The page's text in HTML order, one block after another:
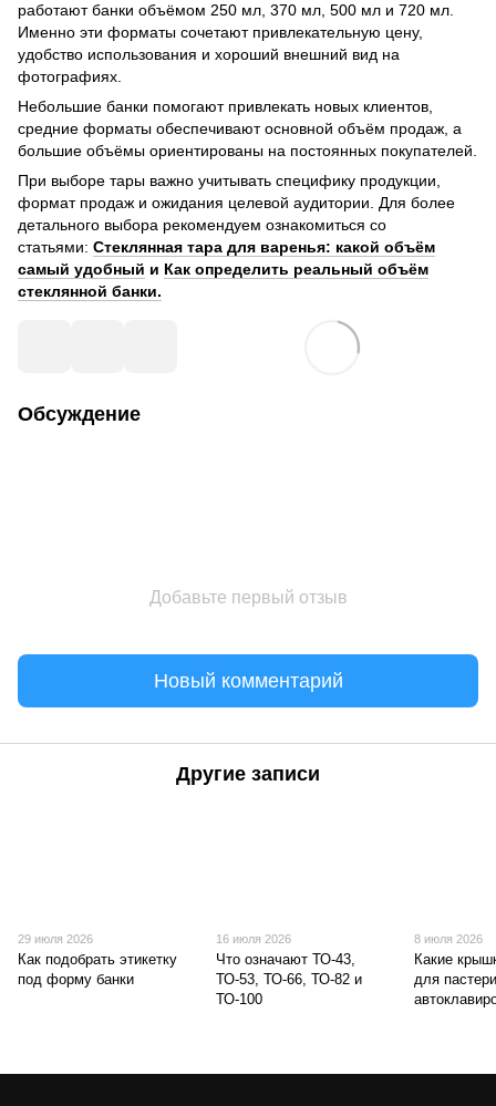
работают банки объёмом 250 мл, 370 мл, 500 мл и 720 мл.
Именно эти форматы сочетают привлекательную цену,
удобство использования и хороший внешний вид на
фотографиях.
Небольшие банки помогают привлекать новых клиентов,
средние форматы обеспечивают основной объём продаж, а
большие объёмы ориентированы на постоянных покупателей.
При выборе тары важно учитывать специфику продукции,
формат продаж и ожидания целевой аудитории. Для более
детального выбора рекомендуем ознакомиться со
статьями: Стеклянная тара для варенья: какой объём
самый удобный​​​​​​ ​ и Как определить реальный объём
стеклянной банки.
Обсуждение
Добавьте первый отзыв
Новый комментарий
Другие записи
29 июля 2026
Как подобрать этикетку
под форму банки
16 июля 2026
Что означают ТО-43,
ТО-53, ТО-66, ТО-82 и
ТО-100
8 июля 2026
Какие
для